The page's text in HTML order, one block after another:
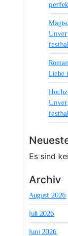
Liebe
Es sind
Archiv
August 2026
Juli 2026
Juni 2026